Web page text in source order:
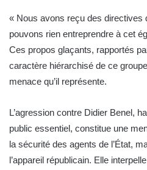
« Nous avons reçu des directives
pouvons rien entreprendre à cet
Ces propos glaçants, rapportés
caractère hiérarchisé de ce
menace qu’il représente.
L’agression contre Didier Benel,
public essentiel, constitue une
la sécurité des agents de l’État,
l’appareil républicain. Elle